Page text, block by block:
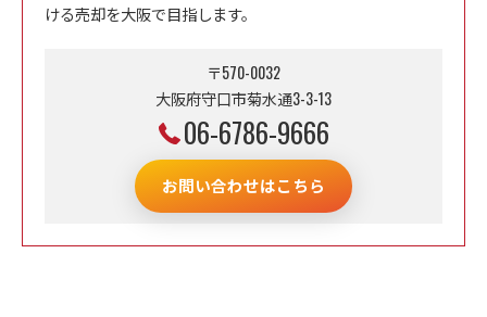
ける売却を大阪で目指します。
〒570-0032
大阪府守口市菊水通3-3-13
06-6786-9666
お問い合わせはこちら